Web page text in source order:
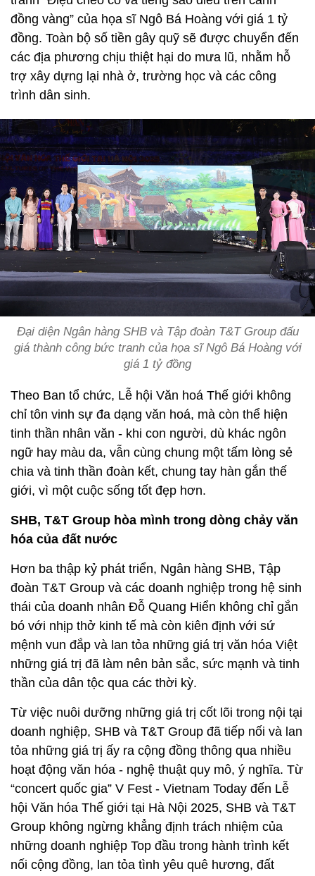
đồng vàng” của họa sĩ Ngô Bá Hoàng với giá 1 tỷ
đồng. Toàn bộ số tiền gây quỹ sẽ được chuyển đến
các địa phương chịu thiệt hại do mưa lũ, nhằm hỗ
trợ xây dựng lại nhà ở, trường học và các công
trình dân sinh.
Đại diện Ngân hàng SHB và Tập đoàn T&T Group đấu
giá thành công bức tranh của họa sĩ Ngô Bá Hoàng với
giá 1 tỷ đồng
Theo Ban tổ chức, Lễ hội Văn hoá Thế giới không
chỉ tôn vinh sự đa dạng văn hoá, mà còn thể hiện
tinh thần nhân văn - khi con người, dù khác ngôn
ngữ hay màu da, vẫn cùng chung một tấm lòng sẻ
chia và tinh thần đoàn kết, chung tay hàn gắn thế
giới, vì một cuộc sống tốt đẹp hơn.
SHB, T&T Group hòa mình trong dòng chảy văn
hóa của đất nước
Hơn ba thập kỷ phát triển, Ngân hàng SHB, Tập
đoàn T&T Group và các doanh nghiệp trong hệ sinh
thái của doanh nhân Đỗ Quang Hiển không chỉ gắn
bó với nhịp thở kinh tế mà còn kiên định với sứ
mệnh vun đắp và lan tỏa những giá trị văn hóa Việt
những giá trị đã làm nên bản sắc, sức mạnh và tinh
thần của dân tộc qua các thời kỳ.
Từ việc nuôi dưỡng những giá trị cốt lõi trong nội tại
doanh nghiệp, SHB và T&T Group đã tiếp nối và lan
tỏa những giá trị ấy ra cộng đồng thông qua nhiều
hoạt động văn hóa - nghệ thuật quy mô, ý nghĩa. Từ
“concert quốc gia” V Fest - Vietnam Today đến Lễ
hội Văn hóa Thế giới tại Hà Nội 2025, SHB và T&T
Group không ngừng khẳng định trách nhiệm của
những doanh nghiệp Top đầu trong hành trình kết
nối cộng đồng, lan tỏa tình yêu quê hương, đất